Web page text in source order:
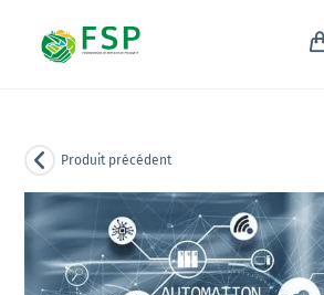
Produit précédent